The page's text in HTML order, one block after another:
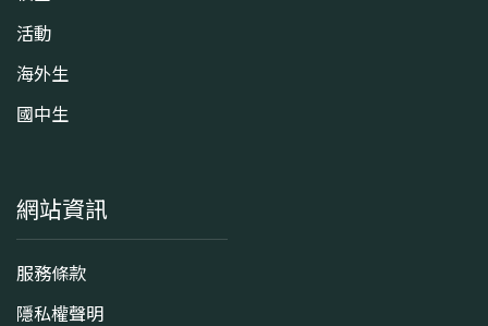
活動
海外生
國中生
網站資訊
服務條款
隱私權聲明